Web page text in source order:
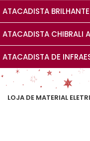
ATACADISTA
ATACADISTA CHIBRALI
ATACADISTA DE
LOJA DE MATERIAL